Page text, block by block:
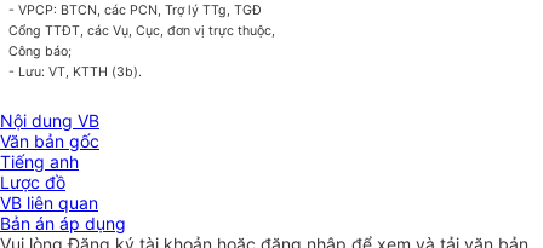
- VPCP: BTCN, các PCN, Trợ lý TTg, TGĐ
Cổng TTĐT, các Vụ, Cục, đơn vị trực thuộc,
Công báo;
- Lưu: VT, KTTH (3b).
Nội dung VB
Văn bản gốc
Tiếng anh
Lược đồ
VB liên quan
Bản án áp dụng
Vui lòngĐăng ký tài khoản hoặc đăng nhập để xem và tải văn bản